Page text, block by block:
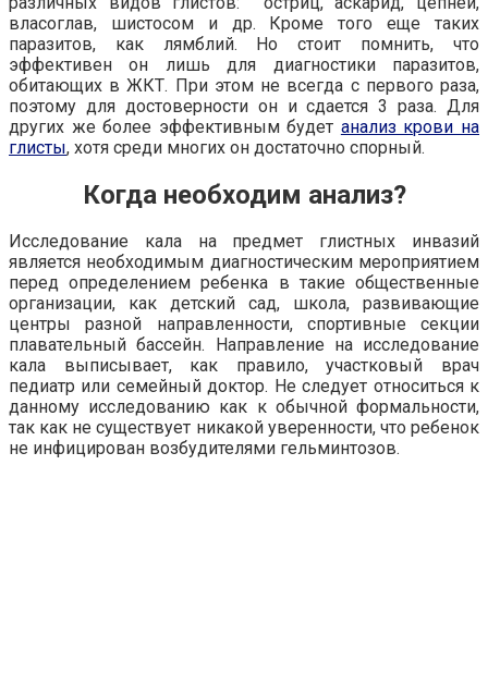
власоглав, шистосом и др. Кроме того еще таких
паразитов, как лямблий. Но стоит помнить, что
эффективен он лишь для диагностики паразитов,
обитающих в ЖКТ. При этом не всегда с первого раза,
поэтому для достоверности он и сдается 3 раза. Для
других же более эффективным будет анализ крови на
глисты, хотя среди многих он достаточно спорный.
Когда необходим анализ?
Исследование кала на предмет глистных инвазий
является необходимым диагностическим мероприятием
перед определением ребенка в такие общественные
организации, как детский сад, школа, развивающие
центры разной направленности, спортивные секции
плавательный бассейн. Направление на исследование
кала выписывает, как правило, участковый врач
педиатр или семейный доктор. Не следует относиться к
данному исследованию как к обычной формальности,
так как не существует никакой уверенности, что ребенок
не инфицирован возбудителями гельминтозов.